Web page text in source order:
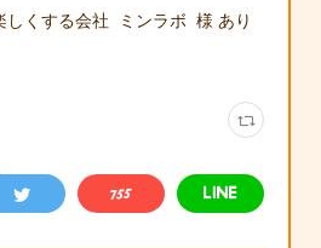
くする会社 ミンラボ 様 あり